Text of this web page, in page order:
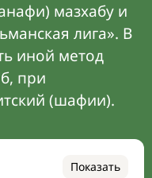
мазхабу и
лига». В
иной метод
при
(шафии).
Показать